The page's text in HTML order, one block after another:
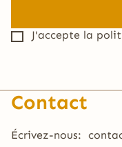
J'accepte la
Contact
Écrivez-nous: